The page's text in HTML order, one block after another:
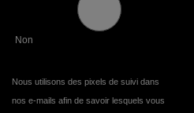
Non
Nous utilisons des pixels de suivi dans
nos e-mails afin de savoir lesquels vous